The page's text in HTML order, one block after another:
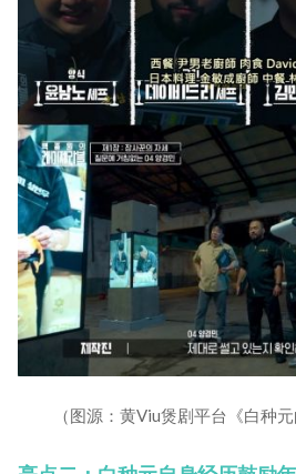
（图源：黄Viu煲剧平台《白种